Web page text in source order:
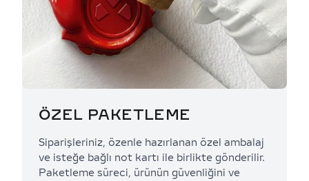
ÖZEL PAKETLEME
Siparişleriniz, özenle hazırlanan özel ambalaj
ve isteğe bağlı not kartı ile birlikte gönderilir.
Paketleme süreci, ürünün güvenliğini ve